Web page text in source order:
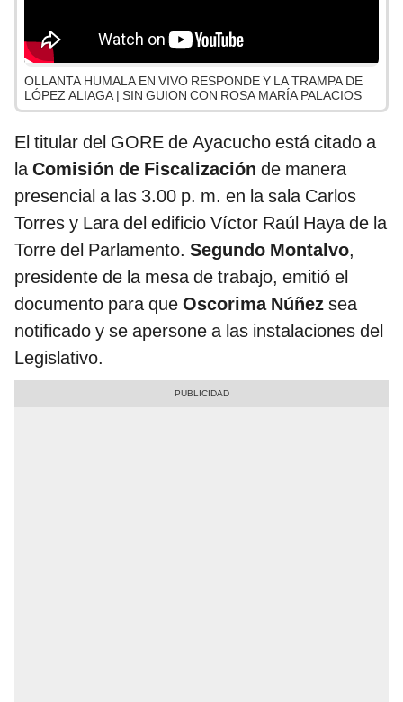
OLLANTA HUMALA EN VIVO RESPONDE Y LA TRAMPA DE
LÓPEZ ALIAGA | SIN GUION CON ROSA MARÍA PALACIOS
El titular del GORE de Ayacucho está citado a
laComisión de Fiscalización de manera
presencial a las 3.00 p. m. en la sala Carlos
Torres y Lara del edificio Víctor Raúl Haya de la
Torre del Parlamento. Segundo Montalvo,
presidente de la mesa de trabajo, emitió el
documento para que Oscorima Núñez sea
notificado y se apersone a las instalaciones del
Legislativo.